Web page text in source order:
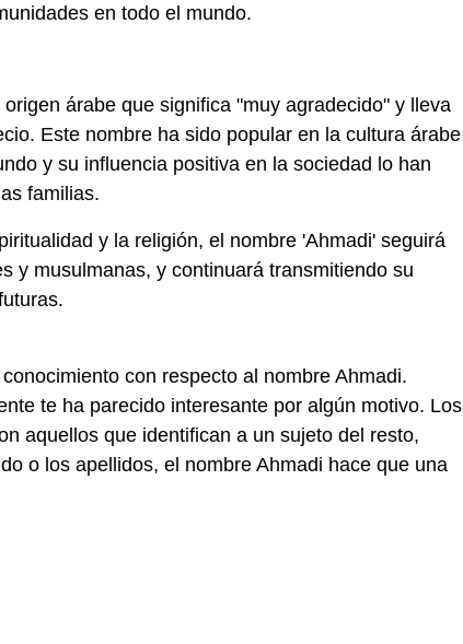
en todo el mundo.
árabe que significa "muy agradecido" y lleva
Este nombre ha sido popular en la cultura árabe
y su influencia positiva en la sociedad lo han
familias.
y la religión, el nombre 'Ahmadi' seguirá
y musulmanas, y continuará transmitiendo su
con respecto al nombre Ahmadi.
te ha parecido interesante por algún motivo. Los
aquellos que identifican a un sujeto del resto,
o los apellidos, el nombre Ahmadi hace que una